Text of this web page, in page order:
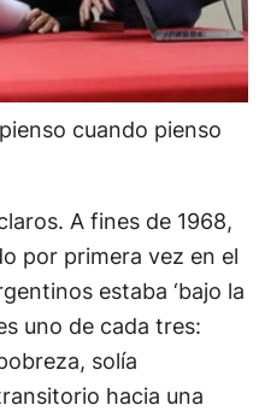
cuando pienso
A fines de 1968,
por primera vez en el
estaba ‘bajo la
uno de cada tres:
solía
hacia una